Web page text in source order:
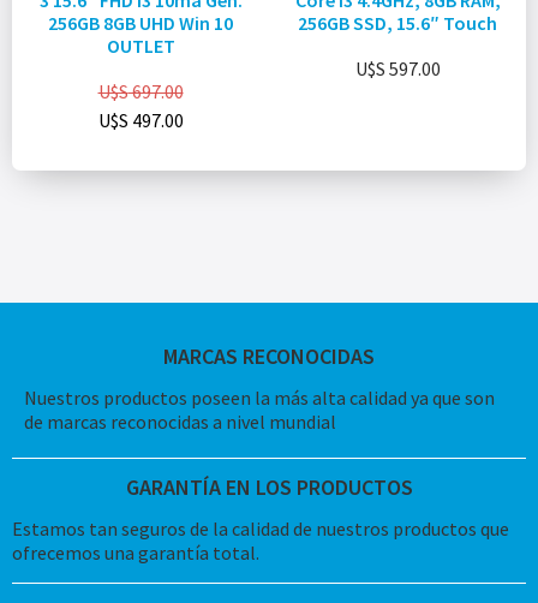
256GB 8GB UHD Win 10
OUTLET
U$S697.00
U$S 497.00
256GB SSD, 15.6″ Touch
U$S 597.00
MARCAS RECONOCIDAS
Nuestros productos poseen la más alta calidad ya que son
de marcas reconocidas a nivel mundial
GARANTÍA EN LOS PRODUCTOS
Estamos tan seguros de la calidad de nuestros productos que
ofrecemos una garantía total.